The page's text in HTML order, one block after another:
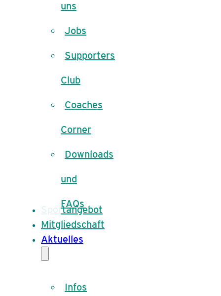
uns
Jobs
Supporters
Club
Coaches
Corner
Downloads
und
FAQs
Sportangebot
Mitgliedschaft
Aktuelles
Infos